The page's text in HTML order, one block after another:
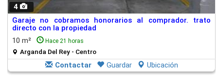
4
Garaje no cobramos honorarios al comprador. trato
directo con la propiedad
10 m²
Hace 21 horas
Arganda Del Rey - Centro
Contactar Guardar Ubicación